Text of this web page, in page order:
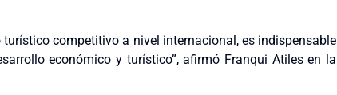
competitivo a nivel internacional, es indispensable
económico y turístico”, afirmó Franqui Atiles en la